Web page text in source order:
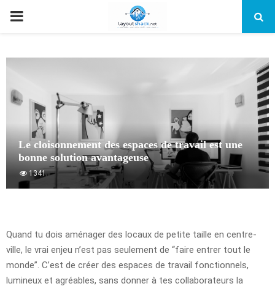
PRIMARY
Le cloisonnement des espaces de travail est une
bonne solution avantageuse
1341
Quand tu dois aménager des locaux de petite taille en centre-
ville, le vrai enjeu n’est pas seulement de “faire entrer tout le
monde”. C’est de créer des espaces de travail fonctionnels,
lumineux et agréables, sans donner à tes collaborateurs la